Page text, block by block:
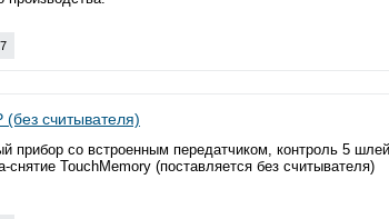
(без считывателя)
прибор со встроенным передатчиком, контроль 5
снятие TouchMemory (поставляется без считывателя)